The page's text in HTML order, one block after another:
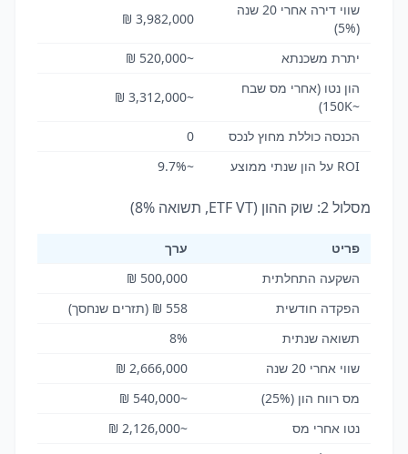
שווי דירה אחרי 20 שנה
(5%)
3,982,000 ₪
יתרת משכנתא
~520,000 ₪
הון נטו (אחרי מס שבח
~150K)
~3,312,000 ₪
הכנסה כוללת מחוץ לנכס
0
ROI על הון שנתי ממוצע
~9.7%
מסלול 2: שוק ההון (ETF VT, תשואה 8%)
פריט
ערך
השקעה התחלתית
500,000 ₪
הפקדה חודשית
558 ₪ (תזרים שנחסך)
תשואה שנתית
8%
שווי אחרי 20 שנה
2,666,000 ₪
מס רווח הון (25%)
~540,000 ₪
נטו אחרי מס
~2,126,000 ₪